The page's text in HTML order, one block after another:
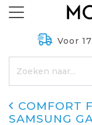
Voor
COMFORT
SAMSUNG